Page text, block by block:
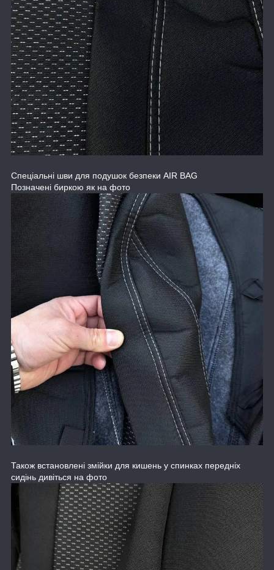
Спеціальні шви для подушок безпеки AIR BAG
Позначені биркою як на фото
Також встановлені змійки для кишень у спинках передніх
сидінь дивіться на фото